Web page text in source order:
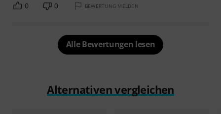
0 0 BEWERTUNG MELDEN
Alle Bewertungen lesen
Alternativen vergleichen